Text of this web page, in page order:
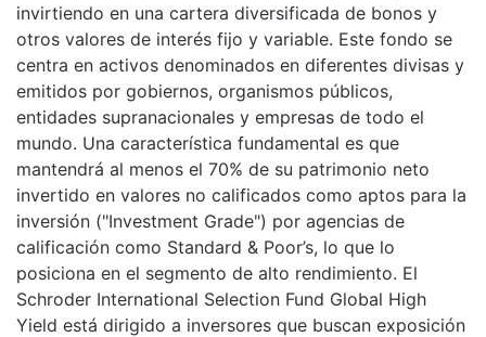
invirtiendo en una cartera diversificada de bonos y
otros valores de interés fijo y variable. Este fondo se
centra en activos denominados en diferentes divisas y
emitidos por gobiernos, organismos públicos,
entidades supranacionales y empresas de todo el
mundo. Una característica fundamental es que
mantendrá al menos el 70% de su patrimonio neto
invertido en valores no calificados como aptos para la
inversión ("Investment Grade") por agencias de
calificación como Standard & Poor’s, lo que lo
posiciona en el segmento de alto rendimiento. El
Schroder International Selection Fund Global High
Yield está dirigido a inversores que buscan exposición